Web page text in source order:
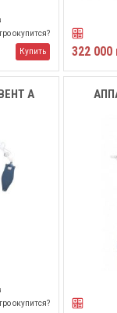
окупится?
Купить 322 000
А
окупится?